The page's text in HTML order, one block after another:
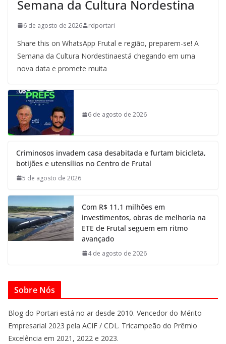
Semana da Cultura Nordestina
6 de agosto de 2026 rdportari
Share this on WhatsApp Frutal e região, preparem-se! A
Semana da Cultura Nordestinaestá chegando em uma
nova data e promete muita
6 de agosto de 2026
Criminosos invadem casa desabitada e furtam bicicleta,
botijões e utensílios no Centro de Frutal
5 de agosto de 2026
Com R$ 11,1 milhões em
investimentos, obras de melhoria na
ETE de Frutal seguem em ritmo
avançado
4 de agosto de 2026
Sobre Nós
Blog do Portari está no ar desde 2010. Vencedor do Mérito
Empresarial 2023 pela ACIF / CDL. Tricampeão do Prêmio
Excelência em 2021, 2022 e 2023.